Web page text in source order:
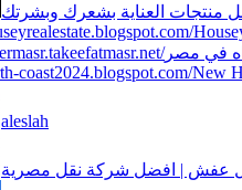
منتجات العناية بشعرك وبشرتك
في مصر
New
aleslah
عفش | افضل شركة نقل مصرية